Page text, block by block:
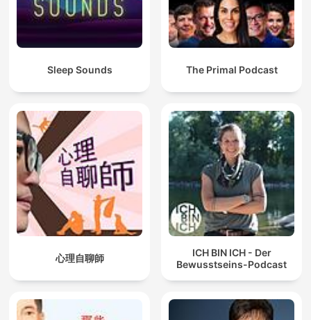
Sleep Sounds The Primal Podcast
心理自聊師
ICH BIN ICH - Der
Bewusstseins-Podcast